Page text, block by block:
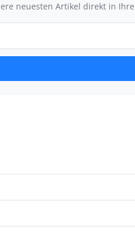
neuesten Artikel direkt in